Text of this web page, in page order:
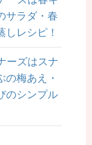
サラダ・春
しレシピ！
ーズはスナ
の梅あえ・
のシンプル